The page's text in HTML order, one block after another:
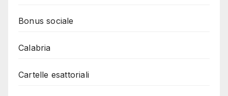
Bonus sociale
Calabria
Cartelle esattoriali